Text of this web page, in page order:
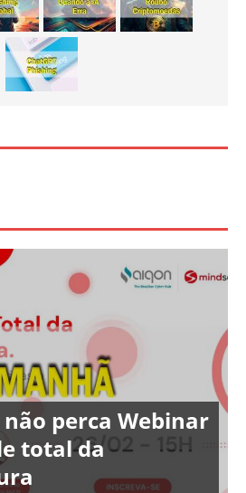
não perca Webinar
total da